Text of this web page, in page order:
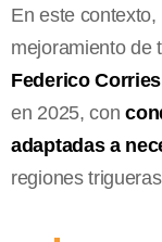
En este
mejoramiento de
Federico Corries
en 2025, con
adaptadas a
regiones